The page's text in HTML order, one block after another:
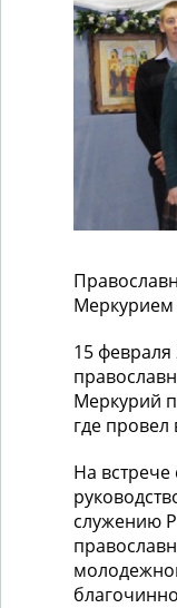
Меркурием
15
Меркурий
где
На
служению